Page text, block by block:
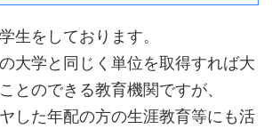
生をしております。
大学と同じく単位を取得すれば大
とのできる教育機関ですが、
した年配の方の生涯教育等にも活